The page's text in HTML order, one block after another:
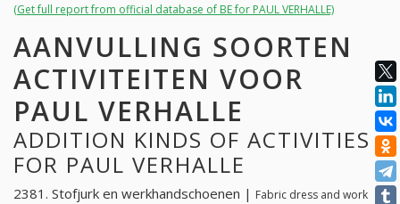
(Get full report from official database of BE for PAUL VERHALLE)
AANVULLING SOORTEN
ACTIVITEITEN VOOR
PAUL VERHALLE
ADDITION KINDS OF ACTIVITIES
FOR PAUL VERHALLE
2381. Stofjurk en werkhandschoenen | Fabric dress and work